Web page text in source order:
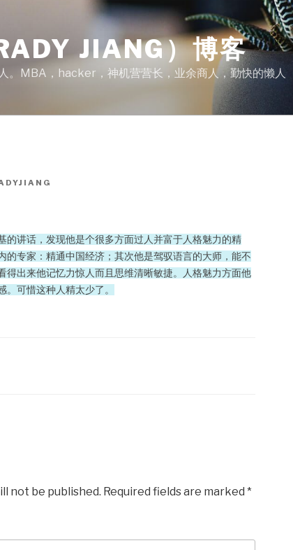
JIANG）博客
。MBA，hacker，神机营营长，业余商人，勤快的懒人
的讲话，发现他是个很多方面过人并富于人格魅力的精
的专家：精通中国经济；其次他是驾驭语言的大师，能不
得出来他记忆力惊人而且思维清晰敏捷。人格魅力方面他
可惜这种人精太少了。
not be published. Required fields are marked *